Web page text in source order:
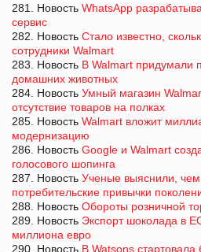
281. Новость WhatsApp
сервис
282. Новость Стало известно,
сотрудники Walmart
283. Новость В Walmart придумали
домашних животных
284. Новость Умный магазин
отсутствие товаров на полках
285. Новость Walmart вложит
модернизацию
286. Новость Google и Walmart
голосового шопинга
287. Новость Ученые выяснили, чем
потребительские привычки
288. Новость Обороты розничной
289. Новость Экспорт шоколада в
миллиона евро
290. Новость В Watsons стартовала